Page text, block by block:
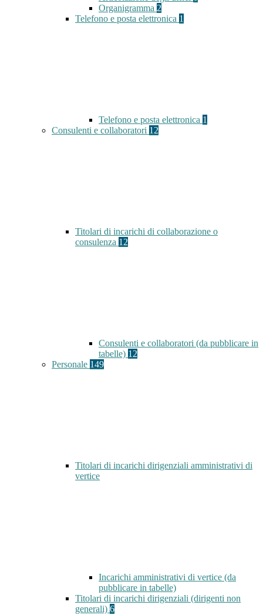
Organigramma 2
Telefono e posta elettronica 1
Telefono e posta elettronica 1
Consulenti e collaboratori 12
Titolari di incarichi di collaborazione o
consulenza 12
Consulenti e collaboratori (da pubblicare in
tabelle) 12
Personale 149
Titolari di incarichi dirigenziali amministrativi di
vertice
Incarichi amministrativi di vertice (da
pubblicare in tabelle)
Titolari di incarichi dirigenziali (dirigenti non
generali) 6